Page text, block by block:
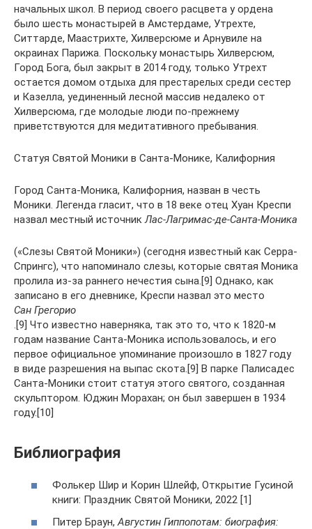
начальных школ. В период своего расцвета у ордена
было шесть монастырей в Амстердаме, Утрехте,
Ситтарде, Маастрихте, Хилверсюме и Арнувиле на
окраинах Парижа. Поскольку монастырь Хилверсюм,
Город Бога, был закрыт в 2014 году, только Утрехт
остается домом отдыха для престарелых среди сестер
и Казелла, уединенный лесной массив недалеко от
Хилверсюма, где молодые люди по-прежнему
приветствуются для медитативного пребывания.
Статуя Святой Моники в Санта-Монике, Калифорния
Город Санта-Моника, Калифорния, назван в честь
Моники. Легенда гласит, что в 18 веке отец Хуан Креспи
назвал местный источникЛас-Лагримас-де-Санта-Моника
(«Слезы Святой Моники») (сегодня известный как Серра-
Спрингс), что напоминало слезы, которые святая Моника
пролила из-за раннего нечестия сына.[9] Однако, как
записано в его дневнике, Креспи назвал это место
Сан Грегорио
.[9] Что известно наверняка, так это то, что к 1820-м
годам название Санта-Моника использовалось, и его
первое официальное упоминание произошло в 1827 году
в виде разрешения на выпас скота.[9] В парке Палисадес
Санта-Моники стоит статуя этого святого, созданная
скульптором. Юджин Морахан; он был завершен в 1934
году.[10]
Библиография
Фолькер Шир и Корин Шлейф, Открытие Гусиной
книги: Праздник Святой Моники, 2022 [1]
Питер Браун,Августин Гиппопотам: биография: